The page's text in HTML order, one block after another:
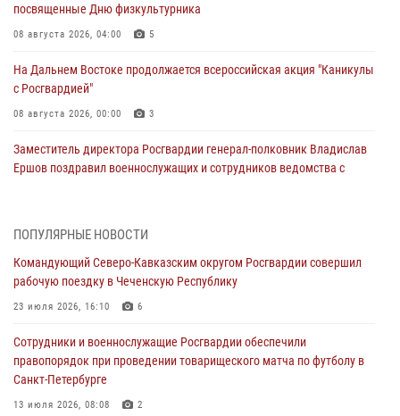
посвященные Дню физкультурника
08 августа 2026, 04:00 5
На Дальнем Востоке продолжается всероссийская акция "Каникулы
с Росгвардией"
08 августа 2026, 00:00 3
Заместитель директора Росгвардии генерал-полковник Владислав
Ершов поздравил военнослужащих и сотрудников ведомства с
операция войск правопорядка
07 августа 2026, 15:28
пресечена противоправная деятельность, связанная с пропагандой
терроризма (видео)
07 августа 2026, 13:30
ПОПУЛЯРНЫЕ НОВОСТИ
Командующий Северо-Кавказским округом Росгвардии совершил
рабочую поездку в Чеченскую Республику
23 июля 2026, 16:10 6
Сотрудники и военнослужащие Росгвардии обеспечили
правопорядок при проведении товарищеского матча по футболу в
Санкт-Петербурге
13 июля 2026, 08:08 2